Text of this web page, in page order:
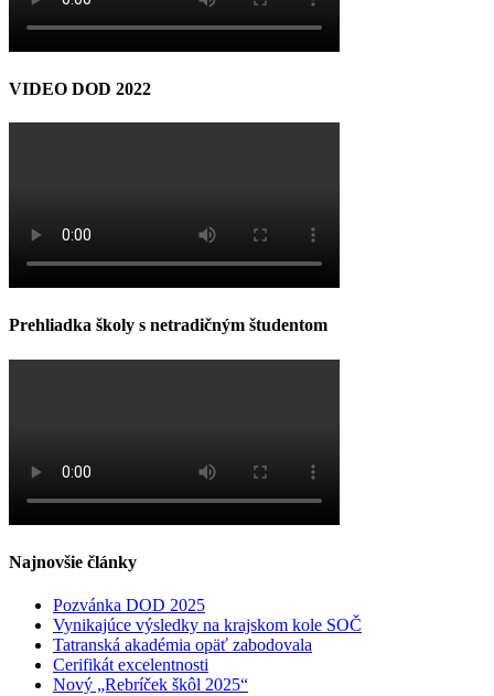
VIDEO DOD 2022
Prehliadka školy s netradičným študentom
Najnovšie články
Pozvánka DOD 2025
Vynikajúce výsledky na krajskom kole SOČ
Tatranská akadémia opäť zabodovala
Cerifikát excelentnosti
Nový „Rebríček škôl 2025“